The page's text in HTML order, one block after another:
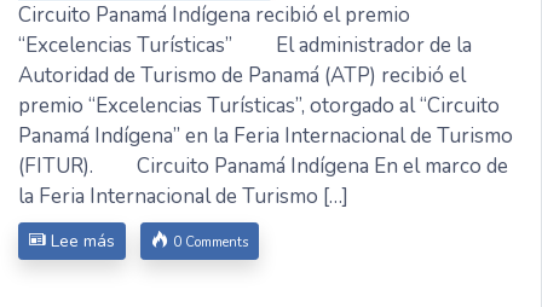
Circuito Panamá Indígena recibió el premio
“Excelencias Turísticas” El administrador de la
Autoridad de Turismo de Panamá (ATP) recibió el
premio “Excelencias Turísticas”, otorgado al “Circuito
Panamá Indígena” en la Feria Internacional de Turismo
(FITUR). Circuito Panamá Indígena En el marco de
la Feria Internacional de Turismo […]
Lee más 0 Comments